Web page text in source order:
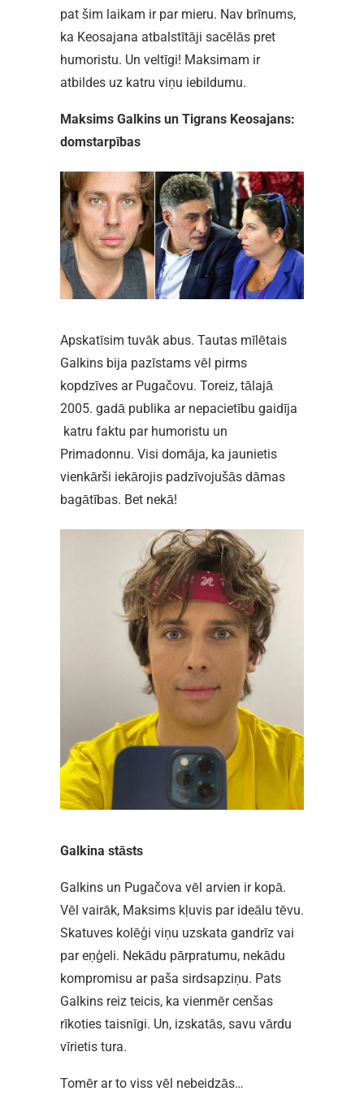
pat šim laikam ir par mieru. Nav brīnums,
ka Keosajana atbalstītāji sacēlās pret
humoristu. Un veltīgi! Maksimam ir
atbildes uz katru viņu iebildumu.
Maksims Galkins un Tigrans Keosajans:
domstarpības
Apskatīsim tuvāk abus. Tautas mīlētais
Galkins bija pazīstams vēl pirms
kopdzīves ar Pugačovu. Toreiz, tālajā
2005. gadā publika ar nepacietību gaidīja
katru faktu par humoristu un
Primadonnu. Visi domāja, ka jaunietis
vienkārši iekārojis padzīvojušās dāmas
bagātības. Bet nekā!
Galkina stāsts
Galkins un Pugačova vēl arvien ir kopā.
Vēl vairāk, Maksims kļuvis par ideālu tēvu.
Skatuves kolēģi viņu uzskata gandrīz vai
par eņģeli. Nekādu pārpratumu, nekādu
kompromisu ar paša sirdsapziņu. Pats
Galkins reiz teicis, ka vienmēr cenšas
rīkoties taisnīgi. Un, izskatās, savu vārdu
vīrietis tura.
Tomēr ar to viss vēl nebeidzās…